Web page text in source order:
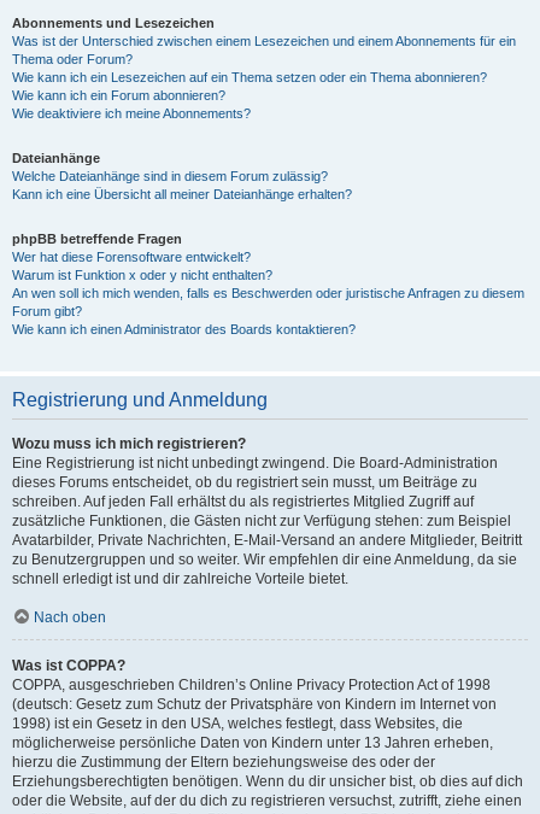
Abonnements und Lesezeichen
Was ist der Unterschied zwischen einem Lesezeichen und einem Abonnements für ein
Thema oder Forum?
Wie kann ich ein Lesezeichen auf ein Thema setzen oder ein Thema abonnieren?
Wie kann ich ein Forum abonnieren?
Wie deaktiviere ich meine Abonnements?
Dateianhänge
Welche Dateianhänge sind in diesem Forum zulässig?
Kann ich eine Übersicht all meiner Dateianhänge erhalten?
phpBB betreffende Fragen
Wer hat diese Forensoftware entwickelt?
Warum ist Funktion x oder y nicht enthalten?
An wen soll ich mich wenden, falls es Beschwerden oder juristische Anfragen zu diesem
Forum gibt?
Wie kann ich einen Administrator des Boards kontaktieren?
Registrierung und Anmeldung
Wozu muss ich mich registrieren?
Eine Registrierung ist nicht unbedingt zwingend. Die Board-Administration
dieses Forums entscheidet, ob du registriert sein musst, um Beiträge zu
schreiben. Auf jeden Fall erhältst du als registriertes Mitglied Zugriff auf
zusätzliche Funktionen, die Gästen nicht zur Verfügung stehen: zum Beispiel
Avatarbilder, Private Nachrichten, E-Mail-Versand an andere Mitglieder, Beitritt
zu Benutzergruppen und so weiter. Wir empfehlen dir eine Anmeldung, da sie
schnell erledigt ist und dir zahlreiche Vorteile bietet.
Nach oben
Was ist COPPA?
COPPA, ausgeschrieben Children’s Online Privacy Protection Act of 1998
(deutsch: Gesetz zum Schutz der Privatsphäre von Kindern im Internet von
1998) ist ein Gesetz in den USA, welches festlegt, dass Websites, die
möglicherweise persönliche Daten von Kindern unter 13 Jahren erheben,
hierzu die Zustimmung der Eltern beziehungsweise des oder der
Erziehungsberechtigten benötigen. Wenn du dir unsicher bist, ob dies auf dich
oder die Website, auf der du dich zu registrieren versuchst, zutrifft, ziehe einen